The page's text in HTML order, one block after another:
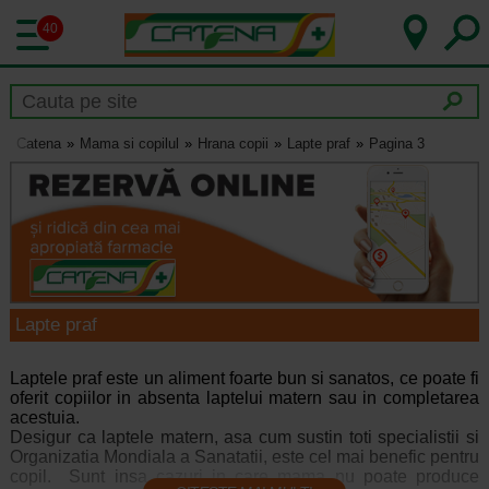
40
Catena Mama si copilul Hrana copii Lapte praf Pagina 3
Lapte praf
Laptele praf este un aliment foarte bun si sanatos, ce poate fi
oferit copiilor in absenta laptelui matern sau in completarea
acestuia.
Desigur ca laptele matern, asa cum sustin toti specialistii si
Organizatia Mondiala a Sanatatii, este cel mai benefic pentru
copil. Sunt insa cazuri in care mama nu poate produce